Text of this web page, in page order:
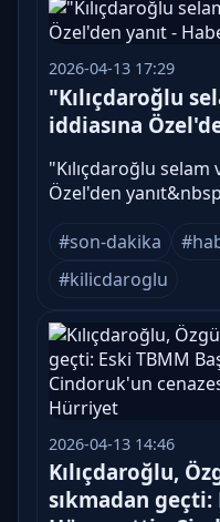
2026-04-13 17:29
"Kılıçdaroğlu
iddiasına
"Kılıçdaroğlu
Özel'den
#son-dakika
#kilicdaroglu
2026-04-13 14:46
Kılıçdaroğlu,
sıkmadan geçti: